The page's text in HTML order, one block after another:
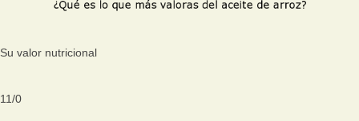
Su valor nutricional
11/0